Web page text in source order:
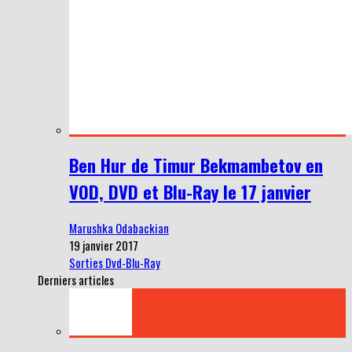
Ben Hur de Timur Bekmambetov en
VOD, DVD et Blu-Ray le 17 janvier
Marushka Odabackian
19 janvier 2017
Sorties Dvd-Blu-Ray
Derniers articles